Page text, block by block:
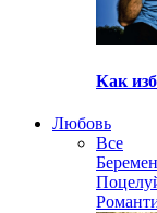
Как
Любовь
Все